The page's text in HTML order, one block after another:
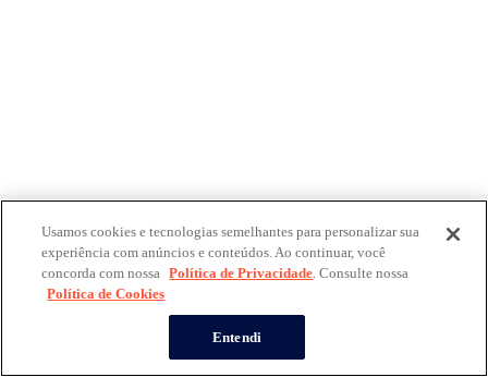
Usamos cookies e tecnologias semelhantes para personalizar sua
experiência com anúncios e conteúdos. Ao continuar, você
concorda com nossa Política de Privacidade. Consulte nossa
Política de Cookies
Entendi